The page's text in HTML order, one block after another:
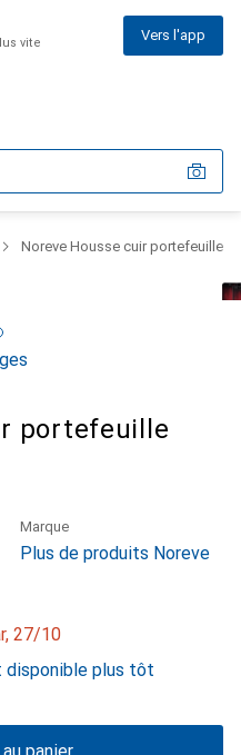
vite Vers l'app
Noreve Housse cuir portefeuille
portefeuille
Marque
Plus de produits Noreve
27/10
disponible plus tôt